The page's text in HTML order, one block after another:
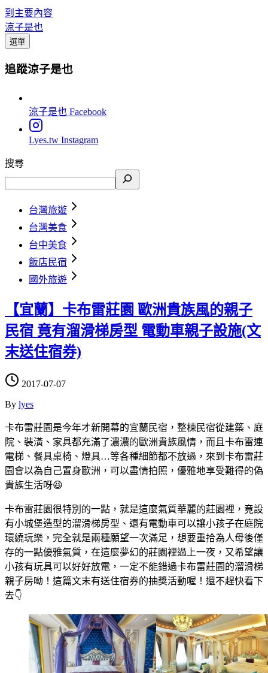
到主要內容
涼子是也
選單
追蹤涼子是也
涼子是也 Facebook
Lyes.tw Instagram
搜尋
台灣旅遊
台灣美食
台中美食
飯店民宿
國外旅遊
【宜蘭】卡布雷莊園 歐洲貴族風的親子
民宿 竟有溜滑梯房型 電動車親子設施(文
末送住宿券)
2017-07-07
By lyes
卡布雷莊園是今年才新開幕的宜蘭民宿，整棟民宿從建築、庭
院、裝潢、家具都充滿了濃濃的歐洲貴族風情，而且卡布雷連
電梯、餐具桌椅、燈具…等各種細節都不放過，來到卡布雷莊
園會以為自己置身歐洲，可以盡情拍照，優雅地享受難得的偽
貴族生活呀😆
卡布雷莊園很特別的一點，就是這麼氣質華麗的莊園裡，竟設
有小城堡造型的溜滑梯房型、還有電動車可以讓小孩子在庭院
環繞玩樂，完全就是兩種願望一次滿足，想要重拾為人母後僅
存的一點優雅氣質，在這麼夢幻的莊園裡過上一夜，又希望讓
小孩有玩具可以好好放電，一定不能錯過卡布雷莊園的溜滑梯
親子房呦！這篇文末有送住宿券的抽獎活動喔！還不趕快看下
去👇